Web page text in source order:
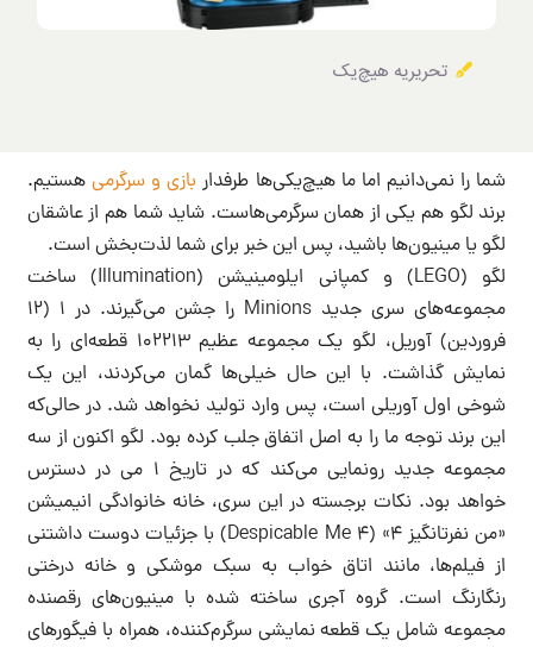
تحریریه هیچ‌یک
شما را نمی‌دانیم اما ما هیچ‌یکی‌ها طرفدار بازی و سرگرمی هستیم.
برند لگو هم یکی از همان سرگرمی‌هاست. شاید شما هم از عاشقان
لگو یا مینیون‌ها باشید‌، پس این خبر برای شما لذت‌بخش است.
لگو (LEGO) و کمپانی ایلومینیشن (Illumination) ساخت
مجموعه‌های سری جدید Minions را جشن می‌گیرند. در ۱ (۱۲
فروردین) آوریل، لگو یک مجموعه عظیم ۱۰۲۲۱۳ قطعه‌ای را به
نمایش گذاشت. با این حال خیلی‌ها گمان می‌کردند، این یک
شوخی اول آوریلی است، پس وارد تولید نخواهد شد. در حالی‌که
این برند توجه ما را به اصل اتفاق جلب کرده بود. لگو اکنون از سه
مجموعه جدید رونمایی می‌کند که در تاریخ ۱ می در دسترس
خواهد بود. نکات برجسته در این سری، خانه خانوادگی انیمیشن
«من نفرتانگیز ۴» (Despicable Me 4) با جزئیات دوست داشتنی
از فیلم‌ها، مانند اتاق خواب به سبک موشکی و خانه درختی
رنگارنگ است. گروه آجری ساخته شده با مینیون‌های رقصنده
مجموعه شامل یک قطعه نمایشی سرگرم‌کننده، همراه با فیگورهای